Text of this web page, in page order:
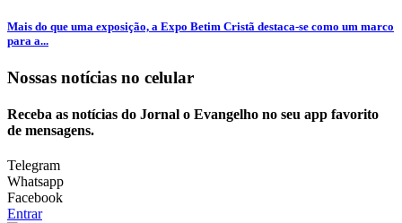
Mais do que uma exposição, a Expo Betim Cristã destaca-se como um marco
para a...
Nossas notícias no celular
Receba as notícias do Jornal o Evangelho no seu app favorito
de mensagens.
Telegram
Whatsapp
Facebook
Entrar